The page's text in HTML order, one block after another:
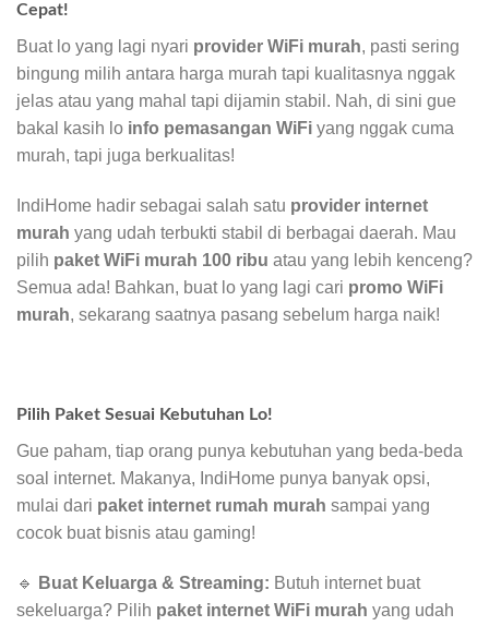
Cepat!
Buat lo yang lagi nyari provider WiFi murah, pasti sering
bingung milih antara harga murah tapi kualitasnya nggak
jelas atau yang mahal tapi dijamin stabil. Nah, di sini gue
bakal kasih lo info pemasangan WiFi yang nggak cuma
murah, tapi juga berkualitas!
IndiHome hadir sebagai salah satu provider internet
murah yang udah terbukti stabil di berbagai daerah. Mau
pilih paket WiFi murah 100 ribu atau yang lebih kenceng?
Semua ada! Bahkan, buat lo yang lagi cari promo WiFi
murah, sekarang saatnya pasang sebelum harga naik!
Pilih Paket Sesuai Kebutuhan Lo!
Gue paham, tiap orang punya kebutuhan yang beda-beda
soal internet. Makanya, IndiHome punya banyak opsi,
mulai dari paket internet rumah murah sampai yang
cocok buat bisnis atau gaming!
🔹 Buat Keluarga & Streaming: Butuh internet buat
sekeluarga? Pilih paket internet WiFi murah yang udah